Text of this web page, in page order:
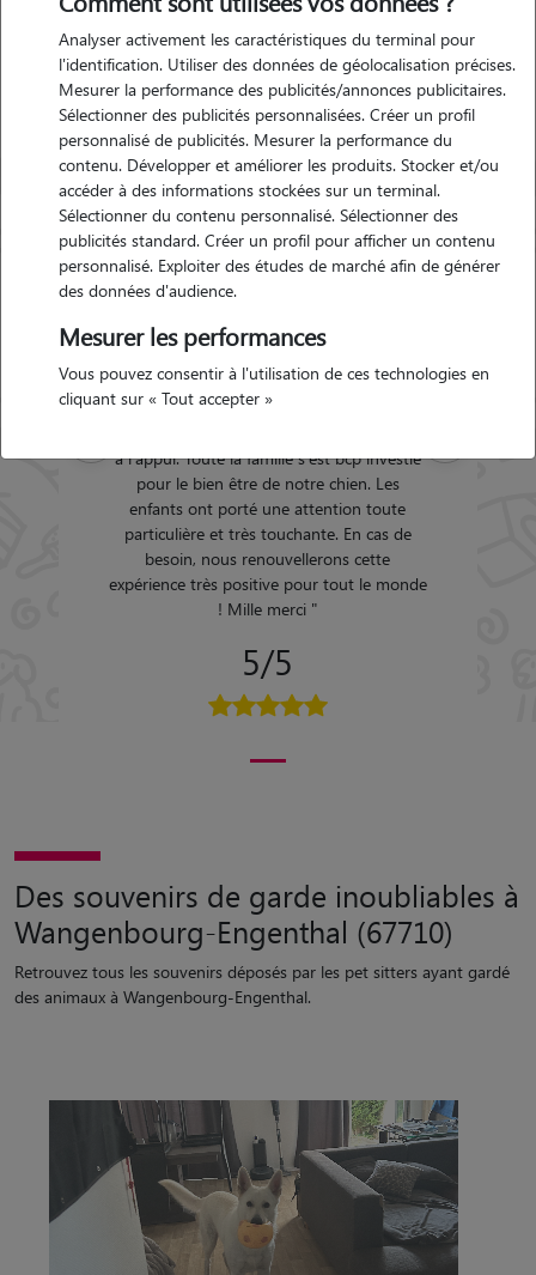
Wangenbourg-Engenthal
Garde d'animaux
Wangenbourg-Engenthal
(67710)
Avis déposé par claire le 13-01-
2019 07:30
C'était une première pour nous.
Nous étions très sereins grace aux premiers
contacts avec "la petsitter" : accueillante,
rassurante et arrangeante. La garde s'est
très bien déroulée. Nous avons eu des
à l'appui. Toute la famille s'est bcp investie
pour le bien être de notre chien. Les
enfants ont porté une attention toute
particulière et très touchante. En cas de
besoin, nous renouvellerons cette
expérience très positive pour tout le monde
! Mille merci "
5/5
Des souvenirs de garde inoubliables à
Wangenbourg-Engenthal (67710)
Retrouvez tous les souvenirs déposés par les pet sitters ayant gardé
des animaux à Wangenbourg-Engenthal.
Analyser activement les caractéristiques du terminal pour
l'identification. Utiliser des données de géolocalisation précises.
Mesurer la performance des publicités/annonces publicitaires.
Sélectionner des publicités personnalisées. Créer un profil
personnalisé de publicités. Mesurer la performance du
contenu. Développer et améliorer les produits. Stocker et/ou
accéder à des informations stockées sur un terminal.
Sélectionner du contenu personnalisé. Sélectionner des
publicités standard. Créer un profil pour afficher un contenu
personnalisé. Exploiter des études de marché afin de générer
des données d'audience.
Mesurer les performances
Vous pouvez consentir à l'utilisation de ces technologies en
cliquant sur « Tout accepter »